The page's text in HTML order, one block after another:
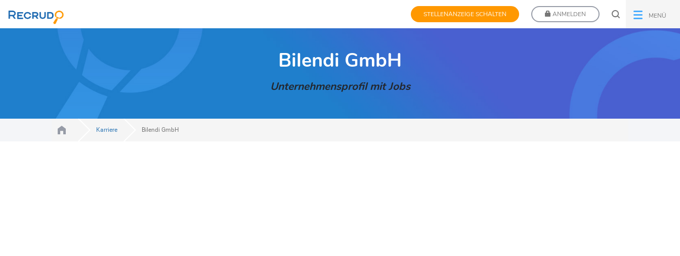
STELLENANZEIGE SCHALTEN ANMELDEN MENÜ
Bilendi GmbH
Unternehmensprofil mit Jobs
Karriere Bilendi GmbH